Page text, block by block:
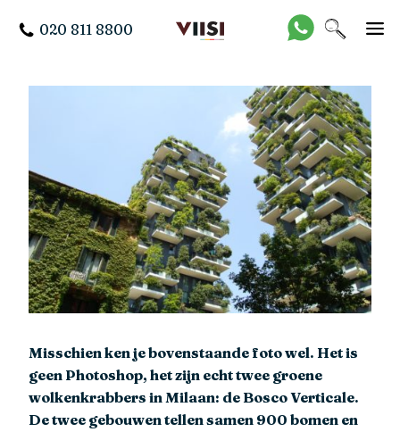
020 811 8800
Misschien ken je bovenstaande foto wel. Het is
geen Photoshop, het zijn echt twee groene
wolkenkrabbers in Milaan: de Bosco Verticale.
De twee gebouwen tellen samen 900 bomen en